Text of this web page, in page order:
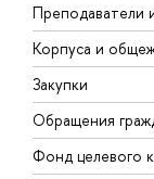
Преподаватели
Корпуса и
Закупки
Обращения
Фонд целевого